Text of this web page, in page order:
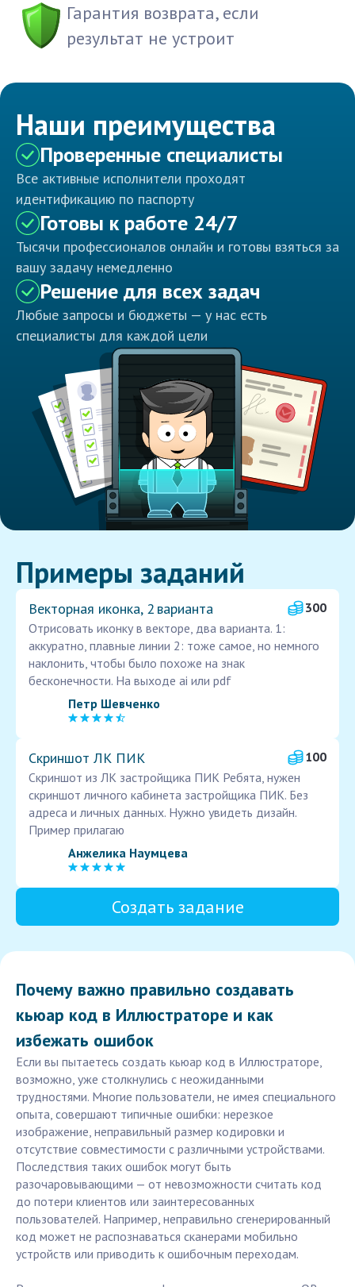
Гарантия возврата, если
результат не устроит
Наши преимущества
Проверенные специалисты
Все активные исполнители проходят
идентификацию по паспорту
Готовы к работе 24/7
Тысячи профессионалов онлайн и готовы взяться за
вашу задачу немедленно
Решение для всех задач
Любые запросы и бюджеты — у нас есть
специалисты для каждой цели
Примеры заданий
Векторная иконка, 2 варианта
300
Отрисовать иконку в векторе, два варианта. 1:
аккуратно, плавные линии 2: тоже самое, но немного
наклонить, чтобы было похоже на знак
бесконечности. На выходе ai или pdf
Петр Шевченко
Скриншот ЛК ПИК
100
Скриншот из ЛК застройщика ПИК Ребята, нужен
скриншот личного кабинета застройщика ПИК. Без
адреса и личных данных. Нужно увидеть дизайн.
Пример прилагаю
Анжелика Наумцева
Создать задание
Почему важно правильно создавать
кьюар код в Иллюстраторе и как
избежать ошибок
Если вы пытаетесь создать кьюар код в Иллюстраторе,
возможно, уже столкнулись с неожиданными
трудностями. Многие пользователи, не имея специального
опыта, совершают типичные ошибки: нерезкое
изображение, неправильный размер кодировки и
отсутствие совместимости с различными устройствами.
Последствия таких ошибок могут быть
разочаровывающими — от невозможности считать код
до потери клиентов или заинтересованных
пользователей. Например, неправильно сгенерированный
код может не распознаваться сканерами мобильно
устройств или приводить к ошибочным переходам.